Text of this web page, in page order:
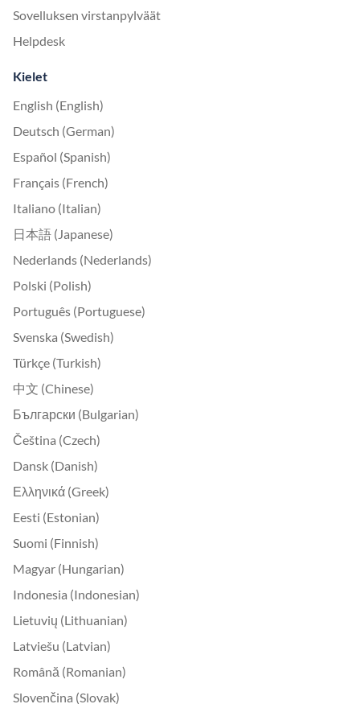
Sovelluksen virstanpylväät
Helpdesk
Kielet
English (English)
Deutsch (German)
Español (Spanish)
Français (French)
Italiano (Italian)
日本語 (Japanese)
Nederlands (Nederlands)
Polski (Polish)
Português (Portuguese)
Svenska (Swedish)
Türkçe (Turkish)
中文 (Chinese)
Български (Bulgarian)
Čeština (Czech)
Dansk (Danish)
Ελληνικά (Greek)
Eesti (Estonian)
Suomi (Finnish)
Magyar (Hungarian)
Indonesia (Indonesian)
Lietuvių (Lithuanian)
Latviešu (Latvian)
Română (Romanian)
Slovenčina (Slovak)